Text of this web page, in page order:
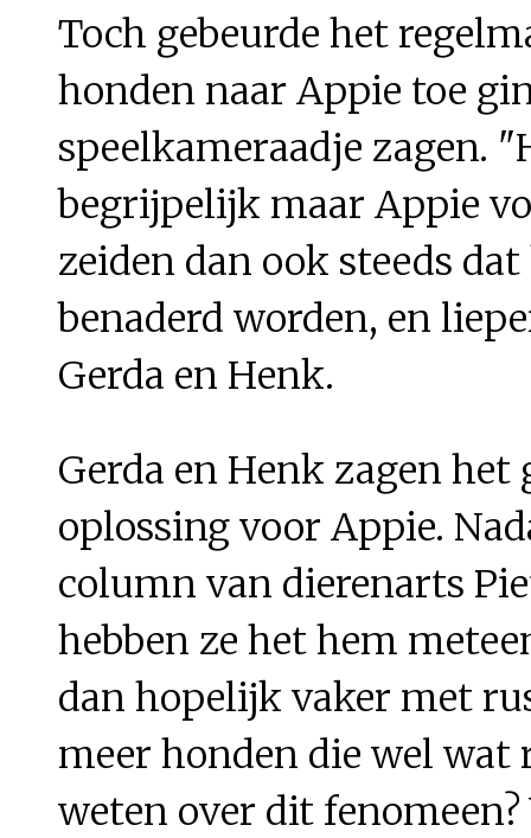
Toch gebeurde het
honden naar Appie toe
speelkameraadje zagen.
begrijpelijk maar Appie
zeiden dan ook steeds
benaderd worden, en
Gerda en Henk.
Gerda en Henk zagen
oplossing voor Appie.
column van dierenarts
hebben ze het hem
dan hopelijk vaker met
meer honden die wel
weten over dit